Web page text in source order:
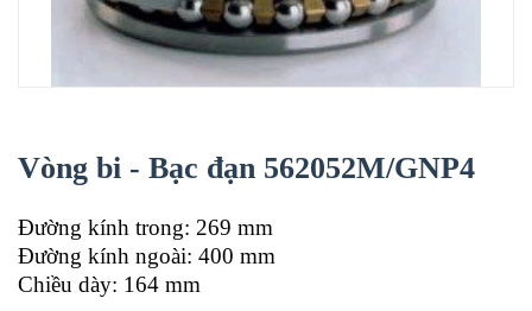
Vòng bi - Bạc đạn 562052M/GNP4
Đường kính trong: 269 mm
Đường kính ngoài: 400 mm
Chiều dày: 164 mm